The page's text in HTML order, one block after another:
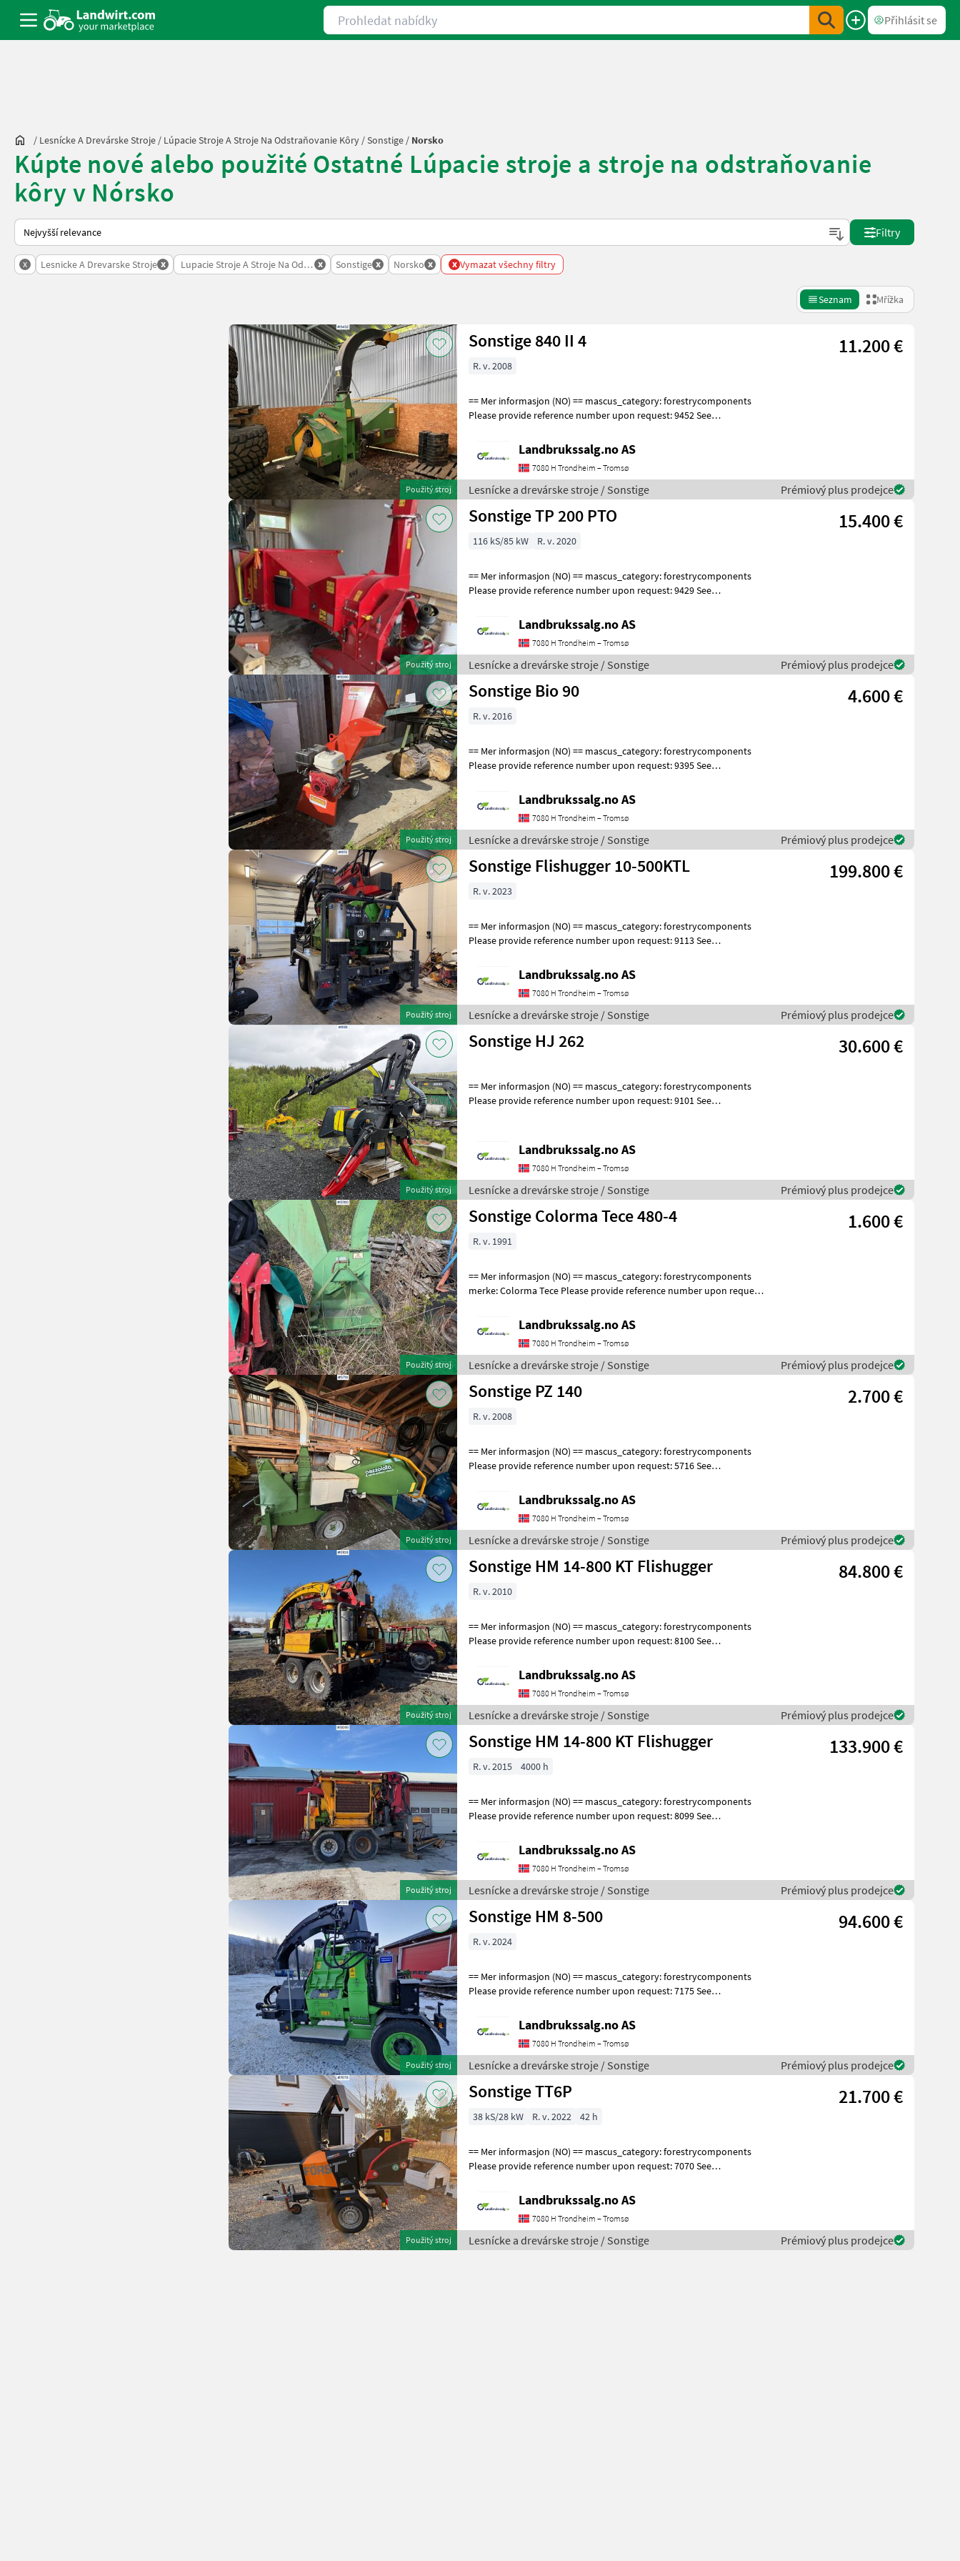
Prohledat nabídky
Přihlásit se
/ Lesnícke A Drevárske Stroje / Lúpacie Stroje A Stroje Na Odstraňovanie Kôry /Sonstige / Norsko
Kúpte nové alebo použité Ostatné Lúpacie stroje a stroje na odstraňovanie
kôry v Nórsko
Takto se řadí nabídky na Landwirt.com
Filtry
x Lesnicke A Drevarske Stroje x Lupacie Stroje A Stroje Na Odstranovanie Kory
x Sonstige x Norsko x x Vymazat všechny filtry
Seznam Mřížka
Použitý stroj
Sonstige 840 II 4 11.200 €
R. v. 2008
== Mer informasjon (NO) == mascus_category: forestrycomponents
Please provide reference number upon request: 9452 See
Landbrukssalg.no AS
7080 H Trondheim – Tromsø
Lesnícke a drevárske stroje / Sonstige Prémiový plus prodejce
Použitý stroj
Sonstige TP 200 PTO 15.400 €
116 kS/85 kW R. v. 2020
== Mer informasjon (NO) == mascus_category: forestrycomponents
Please provide reference number upon request: 9429 See
Landbrukssalg.no AS
7080 H Trondheim – Tromsø
Lesnícke a drevárske stroje / Sonstige Prémiový plus prodejce
Použitý stroj
Sonstige Bio 90 4.600 €
R. v. 2016
== Mer informasjon (NO) == mascus_category: forestrycomponents
Please provide reference number upon request: 9395 See
Landbrukssalg.no AS
7080 H Trondheim – Tromsø
Lesnícke a drevárske stroje / Sonstige Prémiový plus prodejce
Použitý stroj
Sonstige Flishugger 10-500KTL 199.800 €
R. v. 2023
== Mer informasjon (NO) == mascus_category: forestrycomponents
Please provide reference number upon request: 9113 See
Landbrukssalg.no AS
7080 H Trondheim – Tromsø
Lesnícke a drevárske stroje / Sonstige Prémiový plus prodejce
Použitý stroj
Sonstige HJ 262 30.600 €
== Mer informasjon (NO) == mascus_category: forestrycomponents
Please provide reference number upon request: 9101 See
Landbrukssalg.no AS
7080 H Trondheim – Tromsø
Lesnícke a drevárske stroje / Sonstige Prémiový plus prodejce
Použitý stroj
Sonstige Colorma Tece 480-4 1.600 €
R. v. 1991
== Mer informasjon (NO) == mascus_category: forestrycomponents
merke: Colorma Tece Please provide reference number upon request:
Landbrukssalg.no AS
7080 H Trondheim – Tromsø
Lesnícke a drevárske stroje / Sonstige Prémiový plus prodejce
Použitý stroj
Sonstige PZ 140 2.700 €
R. v. 2008
== Mer informasjon (NO) == mascus_category: forestrycomponents
Please provide reference number upon request: 5716 See
Landbrukssalg.no AS
7080 H Trondheim – Tromsø
Lesnícke a drevárske stroje / Sonstige Prémiový plus prodejce
Použitý stroj
Sonstige HM 14-800 KT Flishugger 84.800 €
R. v. 2010
== Mer informasjon (NO) == mascus_category: forestrycomponents
Please provide reference number upon request: 8100 See
Landbrukssalg.no AS
7080 H Trondheim – Tromsø
Lesnícke a drevárske stroje / Sonstige Prémiový plus prodejce
Použitý stroj
Sonstige HM 14-800 KT Flishugger 133.900 €
R. v. 2015 4000 h
== Mer informasjon (NO) == mascus_category: forestrycomponents
Please provide reference number upon request: 8099 See
Landbrukssalg.no AS
7080 H Trondheim – Tromsø
Lesnícke a drevárske stroje / Sonstige Prémiový plus prodejce
Použitý stroj
Sonstige HM 8-500 94.600 €
R. v. 2024
== Mer informasjon (NO) == mascus_category: forestrycomponents
Please provide reference number upon request: 7175 See
Landbrukssalg.no AS
7080 H Trondheim – Tromsø
Lesnícke a drevárske stroje / Sonstige Prémiový plus prodejce
Použitý stroj
Sonstige TT6P 21.700 €
38 kS/28 kW R. v. 2022 42 h
== Mer informasjon (NO) == mascus_category: forestrycomponents
Please provide reference number upon request: 7070 See
Landbrukssalg.no AS
7080 H Trondheim – Tromsø
Lesnícke a drevárske stroje / Sonstige Prémiový plus prodejce